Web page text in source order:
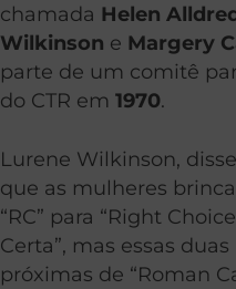
chamada Helen
Wilkinson e Margery
parte de um comitê
do CTR em 1970.
Lurene Wilkinson,
que as mulheres
“RC” para “Right
Certa”, mas essas
próximas de “Roman